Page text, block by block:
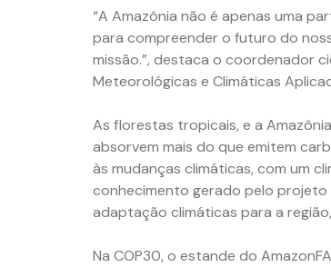
“A Amazônia não é apenas uma
para compreender o futuro do
missão.”, destaca o coordenador
Meteorológicas e Climáticas
As florestas tropicais, e a
absorvem mais do que emitem
às mudanças climáticas, com um
conhecimento gerado pelo projeto
adaptação climáticas para a
Na COP30, o estande do